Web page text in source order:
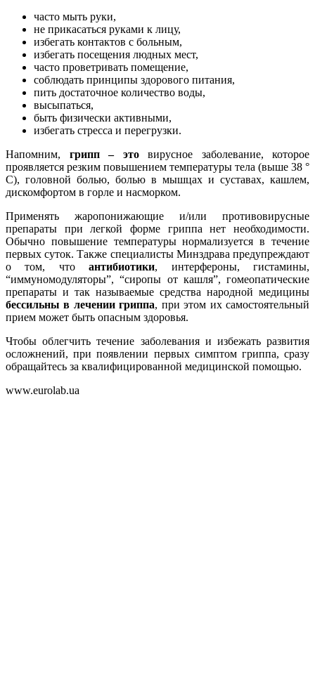
часто мыть руки,
не прикасаться руками к лицу,
избегать контактов с больным,
избегать посещения людных мест,
часто проветривать помещение,
соблюдать принципы здорового питания,
пить достаточное количество воды,
высыпаться,
быть физически активными,
избегать стресса и перегрузки.
Напомним, грипп – этовирусное заболевание, которое
проявляется резким повышением температуры тела (выше 38 °
С), головной болью, болью в мышцах и суставах, кашлем,
дискомфортом в горле и насморком.
Применять жаропонижающие и/или противовирусные
препараты при легкой форме гриппа нет необходимости.
Обычно повышение температуры нормализуется в течение
первых суток. Также специалисты Минздрава предупреждают
о том, чтоантибиотики, интерфероны, гистамины,
“иммуномодуляторы”, “сиропы от кашля”, гомеопатические
препараты и так называемые средства народной медицины
бессильны в лечении гриппа, при этом их самостоятельный
прием может быть опасным здоровья.
Чтобы облегчить течение заболевания и избежать развития
осложнений, при появлении первых симптом гриппа, сразу
обращайтесь за квалифицированной медицинской помощью.
www.eurolab.ua